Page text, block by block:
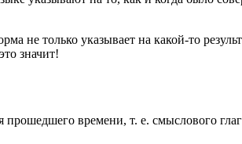
не только указывает на какой-то
значит!
прошедшего времени, т. е. смыслового